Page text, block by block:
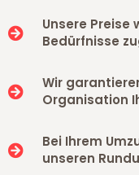
Unsere Preise
Bedürfnisse
Wir
Organisation
Bei Ihrem
unseren